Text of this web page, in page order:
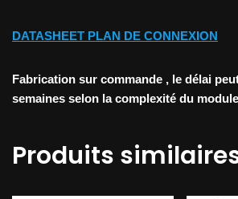
DATASHEET PLAN DE CONNEXION
Fabrication sur commande , le délai
semaines selon la complexité du
Produits